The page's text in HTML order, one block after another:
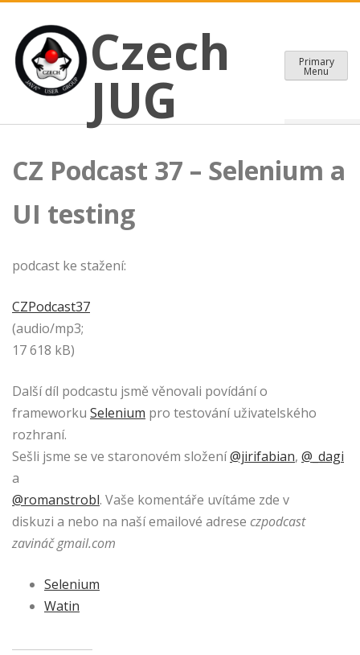
content
Czech JUG
CZECH JAVA USER GROUP
Czech
JUG
Primary
Menu
CZ Podcast 37 – Selenium a
UI testing
podcast ke stažení:
CZPodcast37
(audio/mp3;
17 618 kB)
Další díl podcastu jsmě věnovali povídání o
frameworku Selenium pro testování uživatelského
rozhraní.
Sešli jsme se ve staronovém složení@jirifabian, @_dagi
a
@romanstrobl. Vaše komentáře uvítáme zde v
diskuzi a nebo na naší emailové adrese czpodcast
zavináč gmail.com
Selenium
Watin